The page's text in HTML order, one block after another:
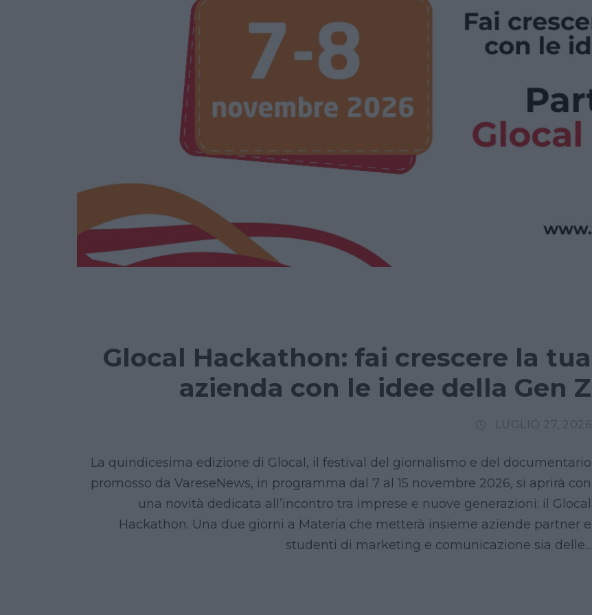
Glocal Hackathon: fai crescere la tua
azienda con le idee della Gen Z
LUGLIO 27, 2026
La quindicesima edizione di Glocal, il festival del giornalismo e del documentario
promosso da VareseNews, in programma dal 7 al 15 novembre 2026, si aprirà con
una novità dedicata all’incontro tra imprese e nuove generazioni: il Glocal
Hackathon. Una due giorni a Materia che metterà insieme aziende partner e
studenti di marketing e comunicazione sia delle...